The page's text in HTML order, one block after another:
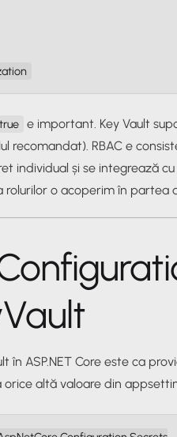
e important. Key Vault
recomandat). RBAC e
individual și se integrează
o acoperim în partea
în ASP.NET Core este ca
orice altă valoare din